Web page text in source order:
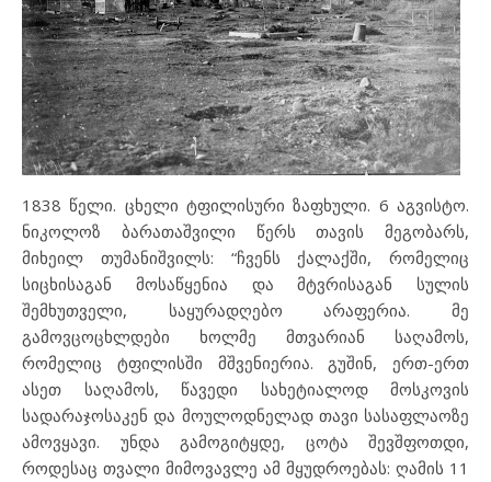
1838 წელი. ცხელი ტფილისური ზაფხული. 6 აგვისტო.
ნიკოლოზ ბარათაშვილი წერს თავის მეგობარს,
მიხეილ თუმანიშვილს: “ჩვენს ქალაქში, რომელიც
სიცხისაგან მოსაწყენია და მტვრისაგან სულის
შემხუთველი, საყურადღებო არაფერია. მე
გამოვცოცხლდები ხოლმე მთვარიან საღამოს,
რომელიც ტფილისში მშვენიერია. გუშინ, ერთ-ერთ
ასეთ საღამოს, წავედი სახეტიალოდ მოსკოვის
სადარაჯოსაკენ და მოულოდნელად თავი სასაფლაოზე
ამოვყავი. უნდა გამოგიტყდე, ცოტა შევშფოთდი,
როდესაც თვალი მიმოვავლე ამ მყუდროებას: ღამის 11